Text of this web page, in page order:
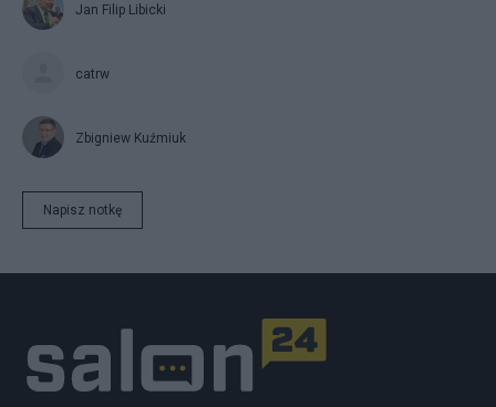
Jan Filip Libicki
catrw
Zbigniew Kuźmiuk
Napisz notkę